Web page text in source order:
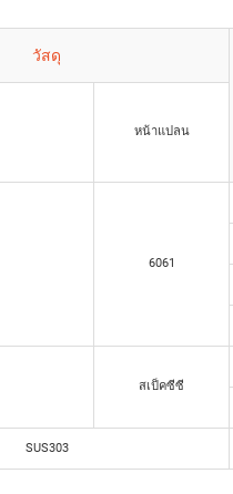
วัสดุ
หน้าแปลน
6061
สเป็คซีซี
SUS303